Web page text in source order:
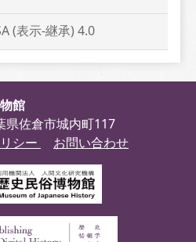
(表示-継承) 4.0
館
県佐倉市城内町117
シー
お問い合わせ